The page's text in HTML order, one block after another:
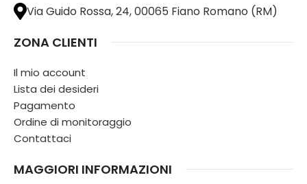
Via Guido Rossa, 24, 00065 Fiano Romano (RM)
ZONA CLIENTI
Il mio account
Lista dei desideri
Pagamento
Ordine di monitoraggio
Contattaci
MAGGIORI INFORMAZIONI